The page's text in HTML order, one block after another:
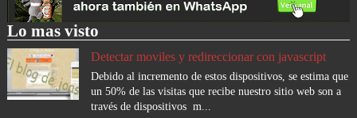
Lo mas visto
Detectar moviles y redireccionar con javascript
Debido al incremento de estos dispositivos, se estima que
un 50% de las visitas que recibe nuestro sitio web son a
través de dispositivos m...